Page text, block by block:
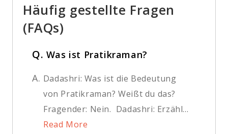
Häufig gestellte Fragen
(FAQs)
Q. Was ist Pratikraman?
A. Dadashri: Was ist die Bedeutung
von Pratikraman? Weißt du das?
Fragender: Nein. Dadashri: Erzähl...
Read More